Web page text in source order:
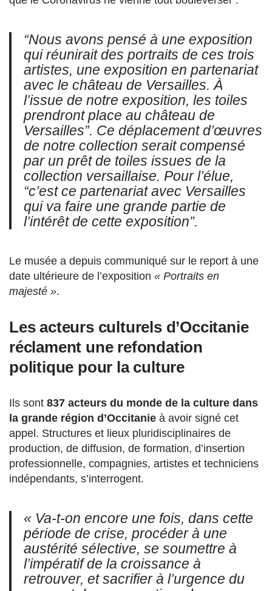
“Nous avons pensé à une exposition
qui réunirait des portraits de ces trois
artistes, une exposition en partenariat
avec le château de Versailles. À
l’issue de notre exposition, les toiles
prendront place au château de
Versailles”. Ce déplacement d’œuvres
de notre collection serait compensé
par un prêt de toiles issues de la
collection versaillaise. Pour l’élue,
“c’est ce partenariat avec Versailles
qui va faire une grande partie de
l’intérêt de cette exposition”.
Le musée a depuis communiqué sur le report à une
date ultérieure de l’exposition « Portraits en
majesté ».
Les acteurs culturels d’Occitanie
réclament une refondation
politique pour la culture
Ils sont 837 acteurs du monde de la culture dans
la grande région d’Occitanie à avoir signé cet
appel. Structures et lieux pluridisciplinaires de
production, de diffusion, de formation, d’insertion
professionnelle, compagnies, artistes et techniciens
indépendants, s’interrogent.
« Va-t-on encore une fois, dans cette
période de crise, procéder à une
austérité sélective, se soumettre à
l’impératif de la croissance à
retrouver, et sacrifier à l’urgence du